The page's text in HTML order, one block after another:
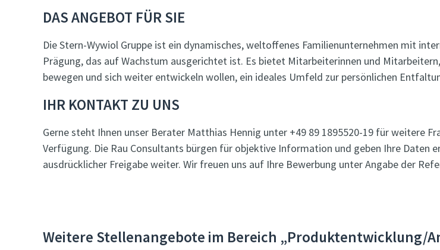
DAS ANGEBOT FÜR SIE
Die Stern-Wywiol Gruppe ist ein dynamisches, weltoffenes Familienunternehmen mit
Prägung, das auf Wachstum ausgerichtet ist. Es bietet Mitarbeiterinnen und
bewegen und sich weiter entwickeln wollen, ein ideales Umfeld zur persönlichen
IHR KONTAKT ZU UNS
Gerne steht Ihnen unser Berater Matthias Hennig unter +49 89 1895520-19 für weitere
Verfügung. Die Rau Consultants bürgen für objektive Information und geben Ihre Daten
ausdrücklicher Freigabe weiter. Wir freuen uns auf Ihre Bewerbung unter Angabe der
Weitere Stellenangebote im Bereich „Produktentwicklung/